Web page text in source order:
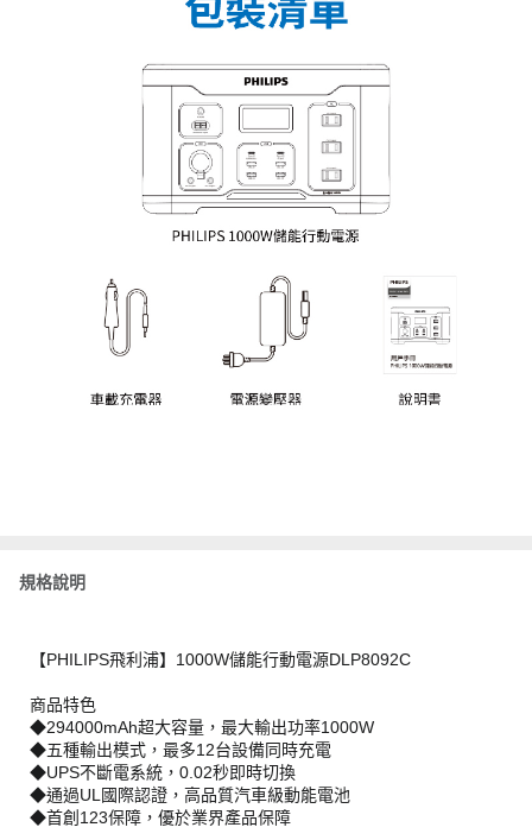
規格說明
【PHILIPS飛利浦】1000W儲能行動電源DLP8092C
商品特色
◆294000mAh超大容量，最大輸出功率1000W
◆五種輸出模式，最多12台設備同時充電
◆UPS不斷電系統，0.02秒即時切換
◆通過UL國際認證，高品質汽車級動能電池
◆首創123保障，優於業界產品保障